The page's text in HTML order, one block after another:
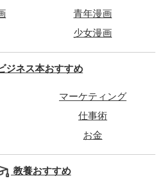
青年漫画
少女漫画
ジネス本おすすめ
マーケティング
仕事術
お金
教養おすすめ